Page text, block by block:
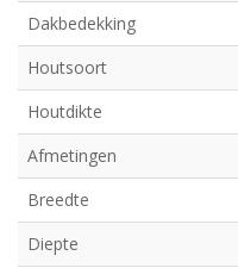
Dakbedekking
Houtsoort
Houtdikte
Afmetingen
Breedte
Diepte